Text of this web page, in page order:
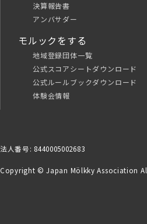
決算報告書
アンバサダー
モルックをする
地域登録団体一覧
公式スコアシートダウンロード
公式ルールブックダウンロード
体験会情報
法人番号: 8440005002683
Copyright © Japan Mölkky Association